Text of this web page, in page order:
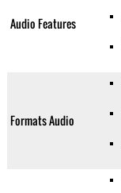
Audio Features
Formats Audio